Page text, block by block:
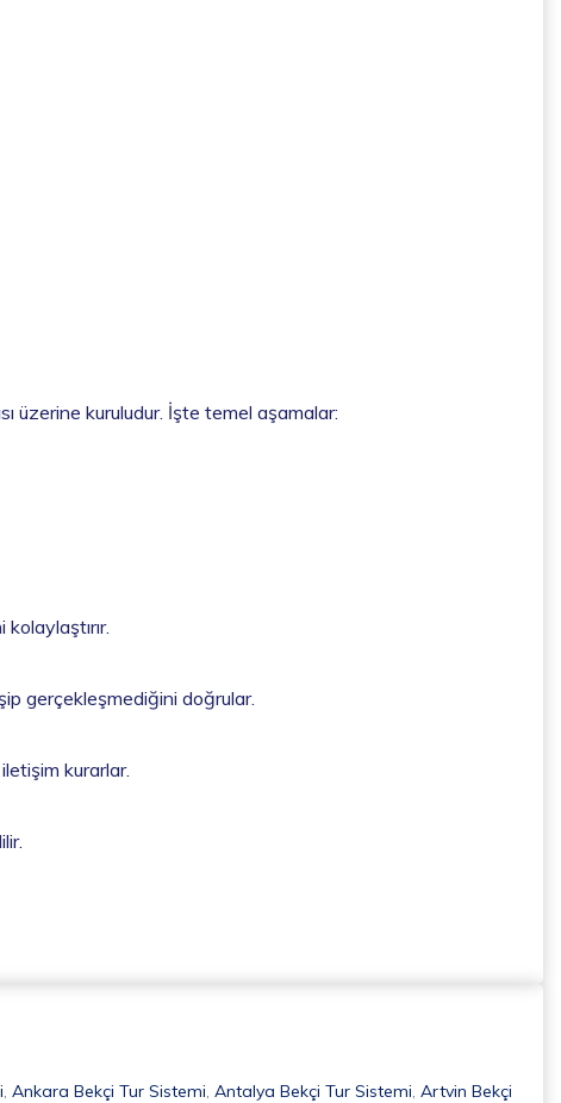
üzerine kuruludur. İşte temel aşamalar:
gerçekleşmediğini doğrular.
kurarlar.
, Ankara Bekçi Tur Sistemi, Antalya Bekçi Tur Sistemi, Artvin Bekçi